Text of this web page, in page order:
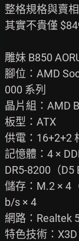
整格規格與賣
其實不貴僅
雕妹 B850
腳位：AMD
000 系列
晶片組：AMD
板型：ATX
供電：16+2+2
記憶體：4 ×
DR5-8200（D5
儲存：M.2 × 4
b/s × 4
網路：Realtek
特色技術：